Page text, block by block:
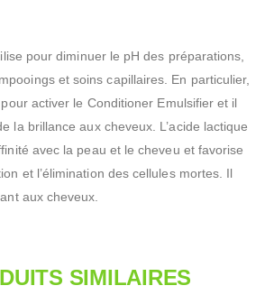
pour diminuer le pH des préparations,
et soins capillaires. En particulier,
activer le Conditioner Emulsifier et il
la brillance aux cheveux. L’acide lactique
avec la peau et le cheveu et favorise
et l’élimination des cellules mortes. Il
aux cheveux.
SIMILAIRES